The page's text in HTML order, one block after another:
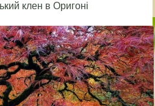
клен в Оригоні